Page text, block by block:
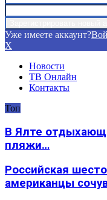
Уже имеете аккаунт?
X
Новости
ТВ Онлайн
Контакты
Топ
В Ялте
пляжи…
Российская
американцы